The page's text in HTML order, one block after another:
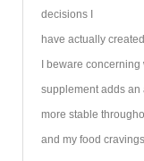
decisions I
have actually
I beware
supplement adds an
more stable
and my food